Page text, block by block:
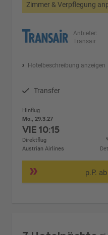
Zimmer & Verpflegung
Anbieter:
Transair
Hotelbeschreibung anzeigen
Transfer
Hinflug
Mo., 29.3.27
VIE10:15
Direktflug
Austrian Airlines
p.P.